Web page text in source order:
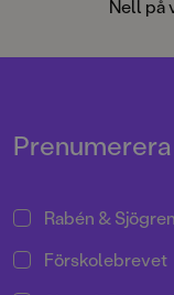
bilderböcker; Nell
Nell på
Nell på
Rabén &
Förskolebrevet